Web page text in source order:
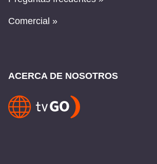
Comercial »
ACERCA DE NOSOTROS